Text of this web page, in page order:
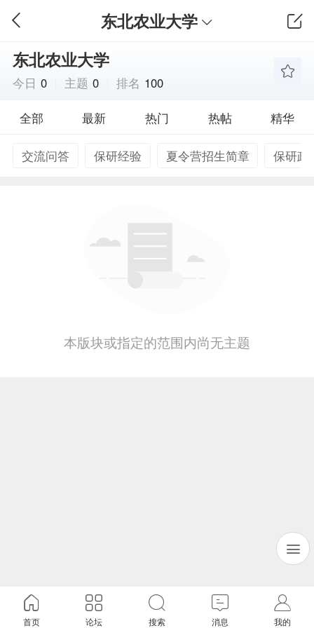
东北农业大学
东北农业大学
今日 0 主题 0 排名 100
全部 最新 热门 热帖 精华
交流问答 保研经验 夏令营招生简章 保研政
本版块或指定的范围内尚无主题
首页 论坛 搜索 消息 我的